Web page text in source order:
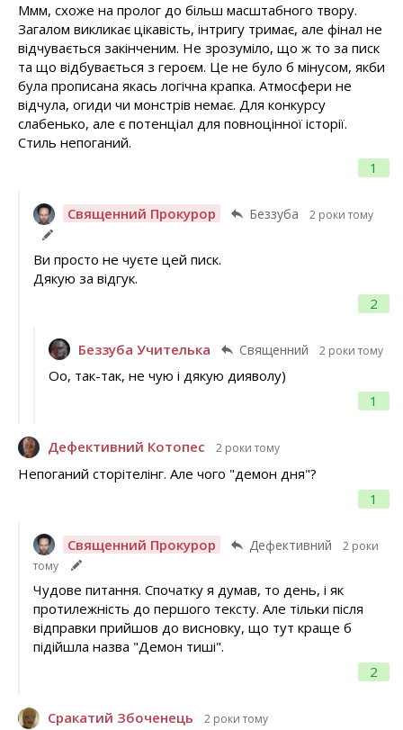
1
Ммм, схоже на пролог до більш масштабного твору.
Загалом викликає цікавість, інтригу тримає, але фінал не
відчувається закінченим. Не зрозуміло, що ж то за писк
та що відбувається з героєм. Це не було б мінусом, якби
була прописана якась логічна крапка. Атмосфери не
відчула, огиди чи монстрів немає. Для конкурсу
слабенько, але є потенціал для повноцінної історії.
Стиль непоганий.
Священний Прокурор Беззуба 2 роки тому
2
Ви просто не чуєте цей писк.
Дякую за відгук.
Беззуба Учителька Священний 2 роки тому
1
Оо, так-так, не чую і дякую дияволу)
Дефективний Котопес 2 роки тому
1
Непоганий сторітелінг. Але чого "демон дня"?
Священний Прокурор Дефективний
2 роки
тому
2
Чудове питання. Спочатку я думав, то день, і як
протилежність до першого тексту. Але тільки після
відправки прийшов до висновку, що тут краще б
підійшла назва "Демон тиші".
Сракатий Збоченець 2 роки тому